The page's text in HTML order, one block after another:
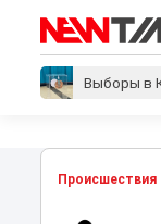
Выборы в
Проиcшествия